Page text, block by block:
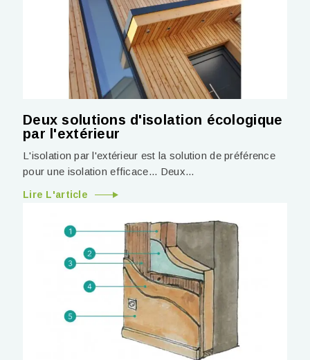
Deux solutions d'isolation écologique
par l'extérieur
L'isolation par l'extérieur est la solution de préférence
pour une isolation efficace... Deux...
Lire L'article